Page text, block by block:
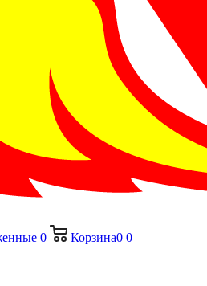
0 Корзина0 0